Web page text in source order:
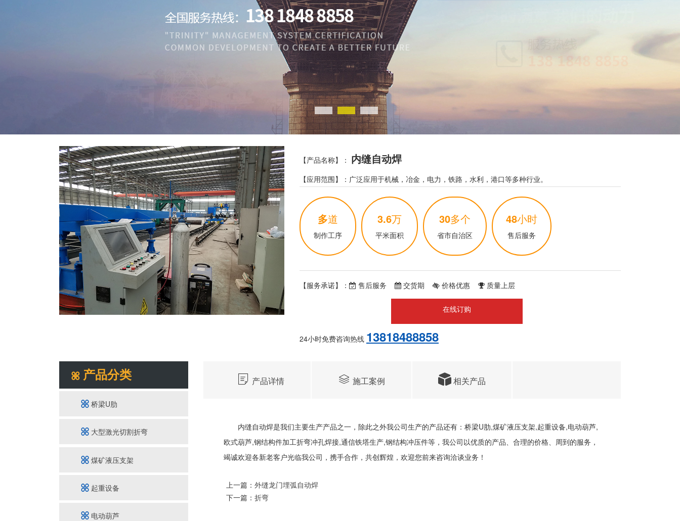
【产品名称】： 内缝自动焊
【应用范围】：广泛应用于机械，冶金，电力，铁路，水利，港口等多种行业。
多道
制作工序
3.6万
平米面积
30多个
省市自治区
48小时
售后服务
【服务承诺】： 售后服务 交货期 价格优惠 质量上层
在线订购
24小时免费咨询热线 13818488858
产品分类
桥梁U肋
大型激光切割折弯
煤矿液压支架
起重设备
电动葫芦
产品详情 施工案例 相关产品
内缝自动焊是我们主要生产产品之一，除此之外我公司生产的产品还有：桥梁U肋,煤矿液压支架,起重设备,电动葫芦,
欧式葫芦,钢结构件加工折弯冲孔焊接,通信铁塔生产,钢结构冲压件等，我公司以优质的产品、合理的价格、周到的服务，
竭诚欢迎各新老客户光临我公司，携手合作，共创辉煌，欢迎您前来咨询洽谈业务！
上一篇： 外缝龙门埋弧自动焊
下一篇： 折弯